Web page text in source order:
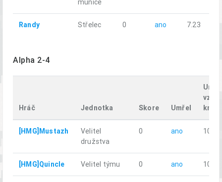
munice
Randy Střelec 0 ano 7.23
Alpha 2-4
Hráč Jednotka Skore Umřel
km
[HMG]Mustazh
Velitel
družstva
0 ano 10.36
[HMG]Quincle Velitel týmu 0 ano 10.45